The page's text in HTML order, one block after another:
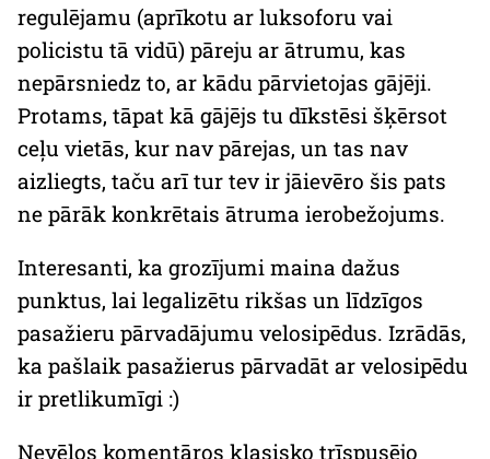
regulējamu (aprīkotu ar luksoforu vai
policistu tā vidū) pāreju ar ātrumu, kas
nepārsniedz to, ar kādu pārvietojas gājēji.
Protams, tāpat kā gājējs tu dīkstēsi šķērsot
ceļu vietās, kur nav pārejas, un tas nav
aizliegts, taču arī tur tev ir jāievēro šis pats
ne pārāk konkrētais ātruma ierobežojums.
Interesanti, ka grozījumi maina dažus
punktus, lai legalizētu rikšas un līdzīgos
pasažieru pārvadājumu velosipēdus. Izrādās,
ka pašlaik pasažierus pārvadāt ar velosipēdu
ir pretlikumīgi :)
Nevēlos komentāros klasisko trīspusējo